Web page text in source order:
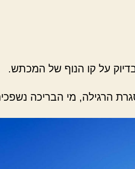
על קו הנוף של המכתש.
הרגילה, מי הבריכה